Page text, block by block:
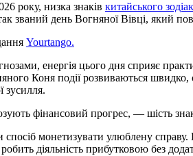
року, низка знаків китайського
званий день Вогняної Вівці, який
Yourtango.
енергія цього дня сприяє
Коня події розвиваються
зусилля.
фінансовий прогрес, — шість
спосіб монетизувати улюблену
діяльність прибутковою без